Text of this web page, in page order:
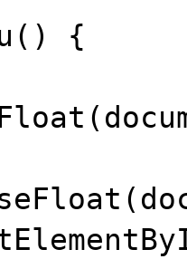
{